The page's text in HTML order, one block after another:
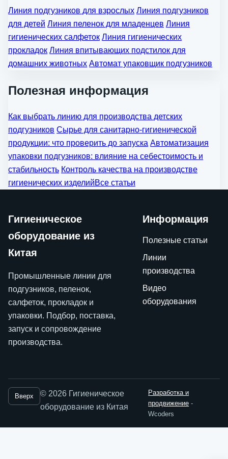
Линия подгузников для взрослых Линия подгузников
для детей Линия пеленок для младенцев Линия
гигиенических салфеток Линия гигиенических
прокладок Линия впитывающих подстилок для
домашних животных Автомат упаковщик подгузников
Полезная информация
Как выбрать линию для производства детских
подгузников Сырье для санитарно-гигиенической
продукции: что проверить до запуска Автоматизация
упаковки подгузников: влияние на себестоимость и
стабильность Контроль качества на производстве
гигиенических изделийВсе статьи
Гигиеническое
оборудование из
Китая
Промышленные линии для
подгузников, пеленок,
салфеток, прокладок и
упаковки. Подбор, поставка,
запуск и сопровождение
производства.
Информация
Полезные статьи
Линии
производства
Видео
оборудования
© 2026 Гигиеническое
оборудование из Китая
Вверх
Разработка и
продвижение -
Wcoders